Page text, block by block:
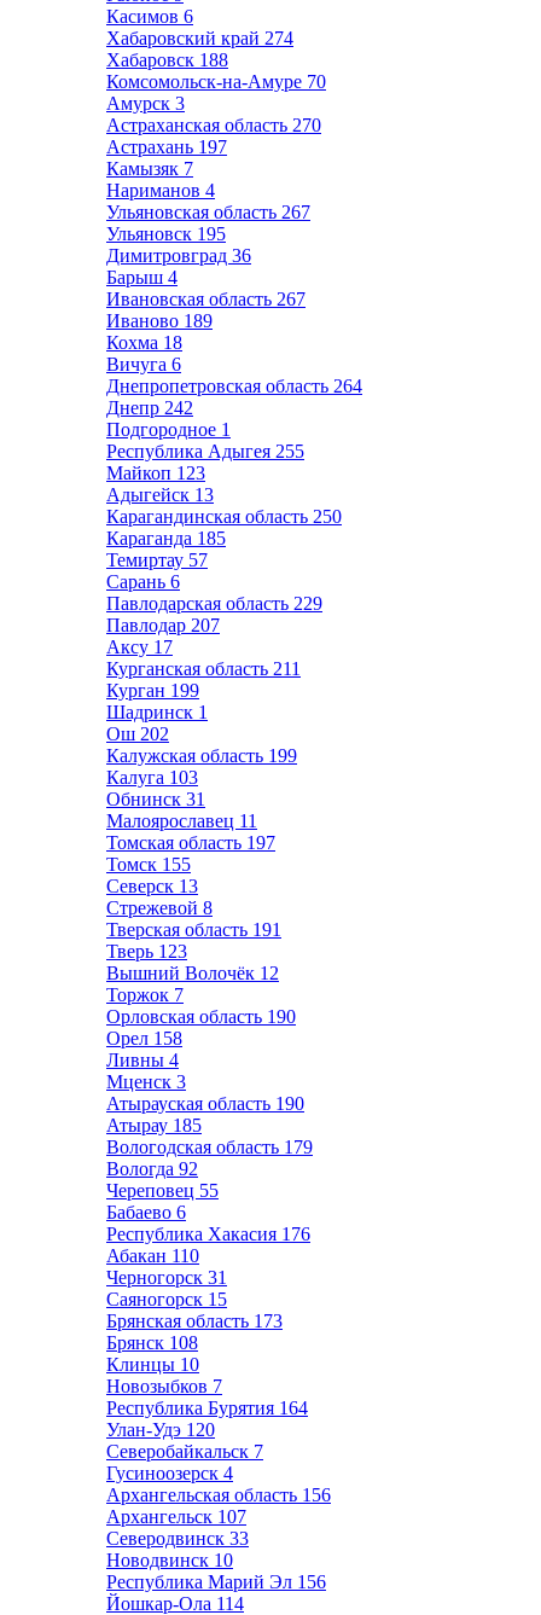
Касимов 6
Хабаровский край 274
Хабаровск 188
Комсомольск-на-Амуре 70
Амурск 3
Астраханская область 270
Астрахань 197
Камызяк 7
Нариманов 4
Ульяновская область 267
Ульяновск 195
Димитровград 36
Барыш 4
Ивановская область 267
Иваново 189
Кохма 18
Вичуга 6
Днепропетровская область 264
Днепр 242
Подгородное 1
Республика Адыгея 255
Майкоп 123
Адыгейск 13
Карагандинская область 250
Караганда 185
Темиртау 57
Сарань 6
Павлодарская область 229
Павлодар 207
Аксу 17
Курганская область 211
Курган 199
Шадринск 1
Ош 202
Калужская область 199
Калуга 103
Обнинск 31
Малоярославец 11
Томская область 197
Томск 155
Северск 13
Стрежевой 8
Тверская область 191
Тверь 123
Вышний Волочёк 12
Торжок 7
Орловская область 190
Орел 158
Ливны 4
Мценск 3
Атырауская область 190
Атырау 185
Вологодская область 179
Вологда 92
Череповец 55
Бабаево 6
Республика Хакасия 176
Абакан 110
Черногорск 31
Саяногорск 15
Брянская область 173
Брянск 108
Клинцы 10
Новозыбков 7
Республика Бурятия 164
Улан-Удэ 120
Северобайкальск 7
Гусиноозерск 4
Архангельская область 156
Архангельск 107
Северодвинск 33
Новодвинск 10
Республика Марий Эл 156
Йошкар-Ола 114